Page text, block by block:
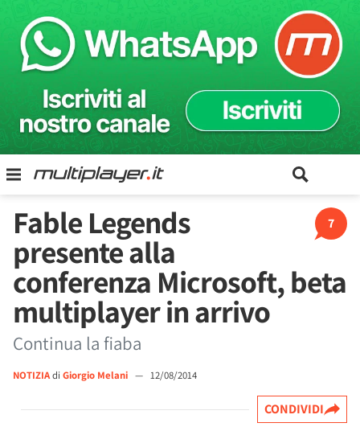
7
Fable Legends
presente alla
conferenza Microsoft, beta
multiplayer in arrivo
Continua la fiaba
NOTIZIAdi Giorgio Melani — 12/08/2014
CONDIVIDI